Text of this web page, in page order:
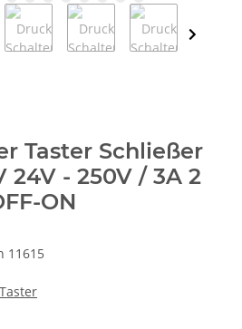
Taster Schließer
24V - 250V / 3A 2
ON
11615